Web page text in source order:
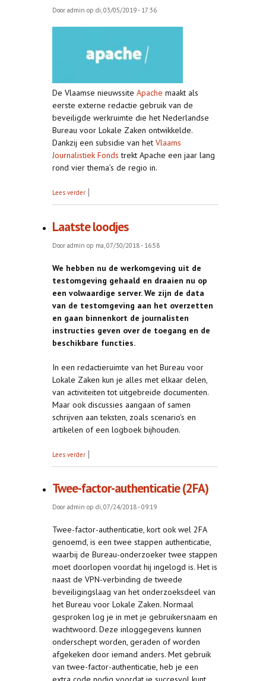
Door admin op di, 03/05/2019 - 17:36
De Vlaamse nieuwssite Apache maakt als
eerste externe redactie gebruik van de
beveiligde werkruimte die het Nederlandse
Bureau voor Lokale Zaken ontwikkelde.
Dankzij een subsidie van het Vlaams
Journalistiek Fonds trekt Apache een jaar lang
rond vier thema’s de regio in.
Lees verder over Apache en BvLZ slaan handen ineen
Laatste loodjes
Door admin op ma, 07/30/2018 - 16:58
We hebben nu de werkomgeving uit de
testomgeving gehaald en draaien nu op
een volwaardige server. We zijn de data
van de testomgeving aan het overzetten
en gaan binnenkort de journalisten
instructies geven over de toegang en de
beschikbare functies.
In een redactieruimte van het Bureau voor
Lokale Zaken kun je alles met elkaar delen,
van activiteiten tot uitgebreide documenten.
Maar ook discussies aangaan of samen
schrijven aan teksten, zoals scenario's en
artikelen of een logboek bijhouden.
Lees verder over Laatste loodjes
Twee-factor-authenticatie (2FA)
Door admin op di, 07/24/2018 - 09:19
Twee-factor-authenticatie, kort ook wel 2FA
genoemd, is een twee stappen authenticatie,
waarbij de Bureau-onderzoeker twee stappen
moet doorlopen voordat hij ingelogd is. Het is
naast de VPN-verbinding de tweede
beveiligingslaag van het onderzoeksdeel van
het Bureau voor Lokale Zaken. Normaal
gesproken log je in met je gebruikersnaam en
wachtwoord. Deze inloggegevens kunnen
onderschept worden, geraden of worden
afgekeken door iemand anders. Met gebruik
van twee-factor-authenticatie, heb je een